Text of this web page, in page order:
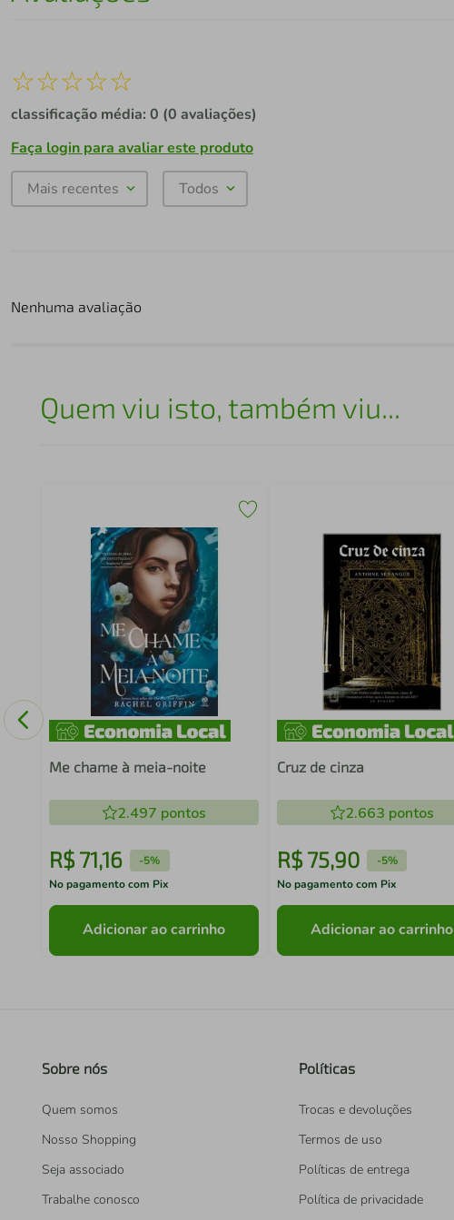
☆☆☆☆☆
classificação média: 0 (0 avaliações)
Faça login para avaliar este produto
Mais recentes Todos
Nenhuma avaliação
Quem viu isto, também viu...
Me chame à meia-noite
2.497 pontos
R$ 71,16 -5%
No pagamento com Pix
Adicionar ao carrinho
Cruz de cinza
2.663 pontos
R$ 75,90 -5%
No pagamento com Pix
Adicionar ao carrinho
Sobre nós
Quem somos
Nosso Shopping
Seja associado
Trabalhe conosco
Políticas
Trocas e devoluções
Termos de uso
Políticas de entrega
Política de privacidade